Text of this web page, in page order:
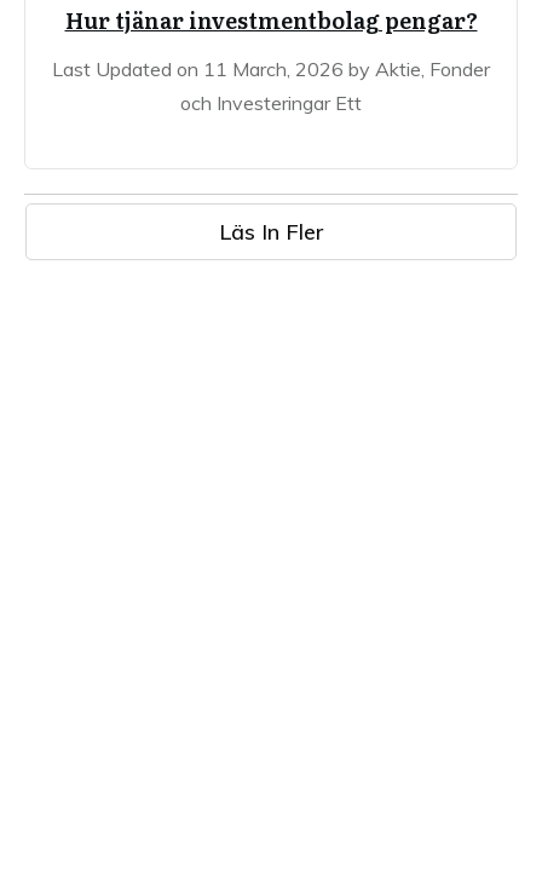
Hur tjänar investmentbolag pengar?
Last Updated on 11 March, 2026 by Aktie, Fonder
och Investeringar Ett
Läs In Fler